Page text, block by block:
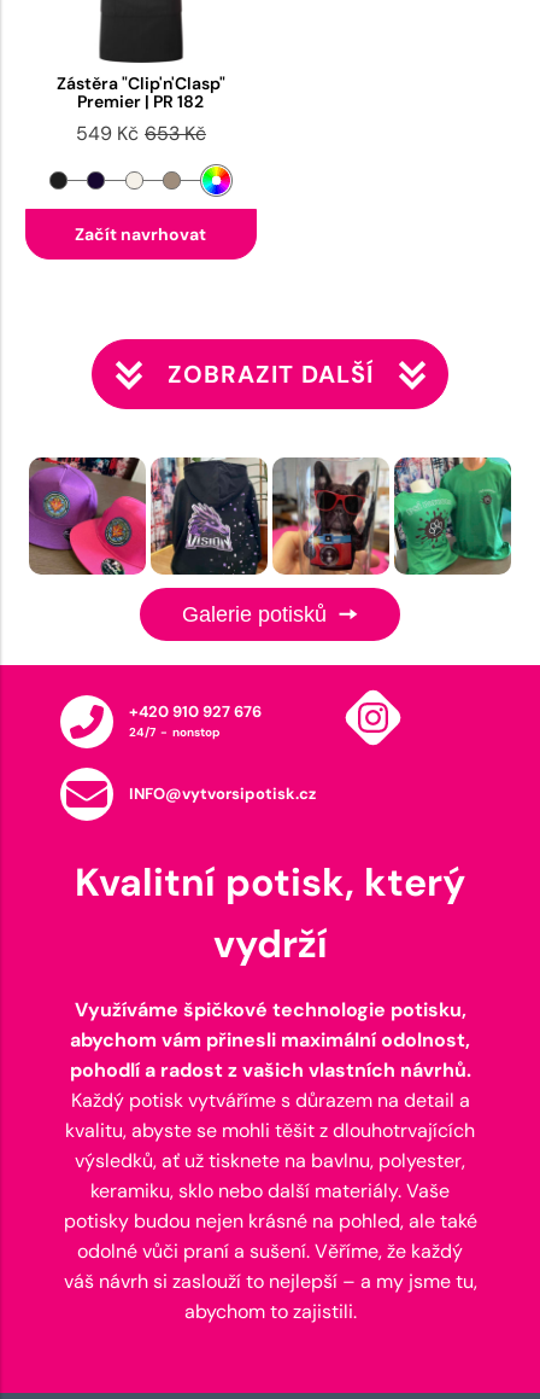
Zástěra "Clip'n'Clasp"
Premier | PR 182
549 Kč 653 Kč
Začít navrhovat
ZOBRAZIT DALŠÍ
Galerie potisků
+420 910 927 676
24/7 - nonstop
INFO@vytvorsipotisk.cz
Kvalitní potisk, který
vydrží
Využíváme špičkové technologie potisku,
abychom vám přinesli maximální odolnost,
pohodlí a radost z vašich vlastních návrhů.
Každý potisk vytváříme s důrazem na detail a
kvalitu, abyste se mohli těšit z dlouhotrvajících
výsledků, ať už tisknete na bavlnu, polyester,
keramiku, sklo nebo další materiály. Vaše
potisky budou nejen krásné na pohled, ale také
odolné vůči praní a sušení. Věříme, že každý
váš návrh si zaslouží to nejlepší – a my jsme tu,
abychom to zajistili.